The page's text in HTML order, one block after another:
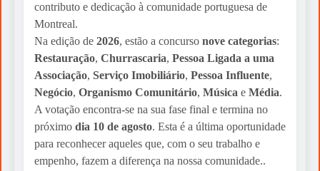
contributo e dedicação à comunidade portuguesa de
Montreal.
Na edição de 2026, estão a concurso nove categorias:
Restauração, Churrascaria, Pessoa Ligada a uma
Associação, Serviço Imobiliário, Pessoa Influente,
Negócio, Organismo Comunitário, Música e Média.
A votação encontra-se na sua fase final e termina no
próximo dia 10 de agosto. Esta é a última oportunidade
para reconhecer aqueles que, com o seu trabalho e
empenho, fazem a diferença na nossa comunidade..